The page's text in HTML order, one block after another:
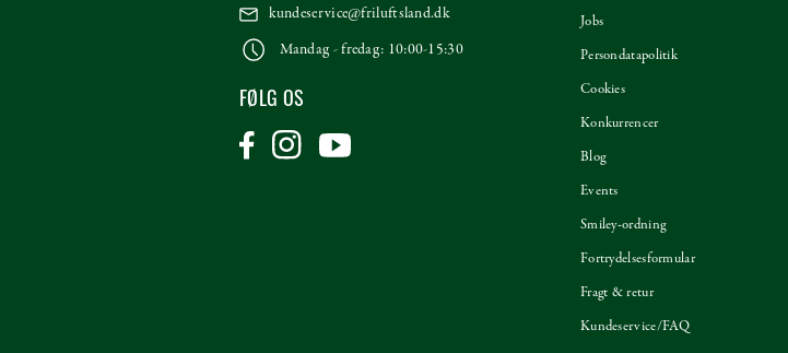
kundeservice@friluftsland.dk
Mandag - fredag: 10:00-15:30
FØLG OS
Jobs
Persondatapolitik
Cookies
Konkurrencer
Blog
Events
Smiley-ordning
Fortrydelsesformular
Fragt & retur
Kundeservice/FAQ